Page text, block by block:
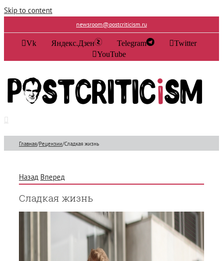
Skip to content
newsroom@postcriticism.ru
Vk Яндекс.Дзен Telegram
Twitter
YouTube
Главная/Рецензии/Сладкая жизнь
Назад Вперед
Сладкая жизнь